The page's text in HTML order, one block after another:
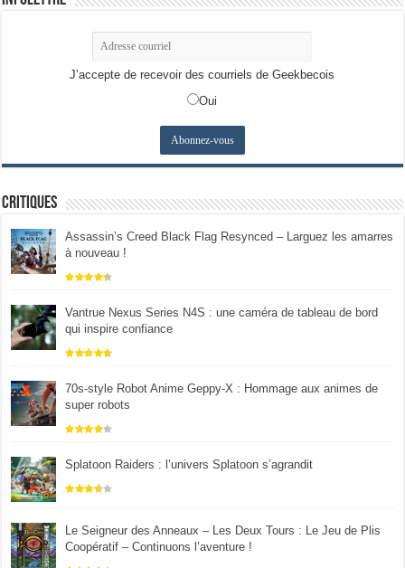
J’accepte de recevoir des courriels de Geekbecois
Oui
Critiques
Assassin’s Creed Black Flag Resynced – Larguez les amarres
à nouveau !
Vantrue Nexus Series N4S : une caméra de tableau de bord
qui inspire confiance
70s-style Robot Anime Geppy-X : Hommage aux animes de
super robots
Splatoon Raiders : l’univers Splatoon s’agrandit
Le Seigneur des Anneaux – Les Deux Tours : Le Jeu de Plis
Coopératif – Continuons l’aventure !